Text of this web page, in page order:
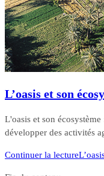
L’oasis et son
L'oasis et son
développer des activités
Continuer la lecture